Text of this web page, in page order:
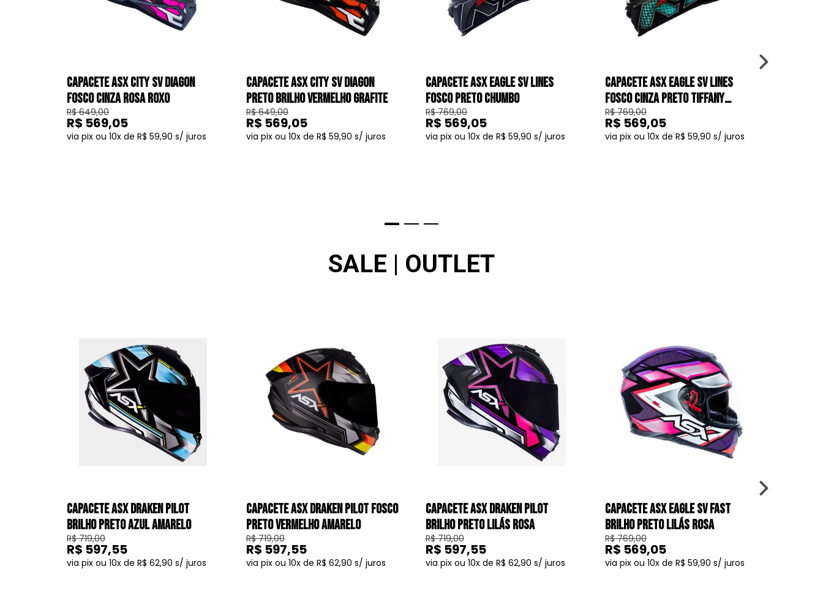
CAPACETE ASX CITY SV DIAGON
FOSCO CINZA ROSA ROXO
R$ 649,00
10
R$ 59,90
R$ 569,05
CAPACETE ASX CITY SV DIAGON
PRETO BRILHO VERMELHO GRAFITE
R$ 649,00
10
R$ 59,90
R$ 569,05
CAPACETE ASX EAGLE SV LINES
FOSCO PRETO CHUMBO
R$ 769,00
10
R$ 59,90
R$ 569,05
CAPACETE ASX EAGLE SV LINES
FOSCO CINZA PRETO TIFFANY
GRAFITE
R$ 769,00
10
R$ 59,90
R$ 569,05
SALE | OUTLET
CAPACETE ASX DRAKEN PILOT
BRILHO PRETO AZUL AMARELO
R$ 719,00
10
R$ 62,90
R$ 597,55
CAPACETE ASX DRAKEN PILOT FOSCO
PRETO VERMELHO AMARELO
R$ 719,00
10
R$ 62,90
R$ 597,55
CAPACETE ASX DRAKEN PILOT
BRILHO PRETO LILÁS ROSA
R$ 719,00
10
R$ 62,90
R$ 597,55
CAPACETE ASX EAGLE SV FAST
BRILHO PRETO LILÁS ROSA
R$ 769,00
10
R$ 59,90
R$ 569,05